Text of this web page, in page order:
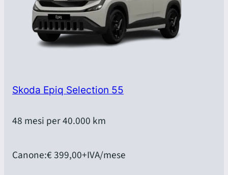
Skoda Epiq Selection 55
48 mesi per 40.000 km
Canone:€ 399,00+IVA/mese